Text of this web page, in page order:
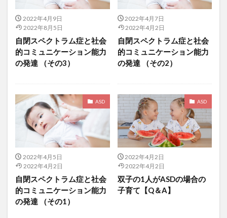
2022年4月9日
2022年8月5日
自閉スペクトラム症と社会
的コミュニケーション能力
の発達 （その3）
2022年4月7日
2022年4月2日
自閉スペクトラム症と社会
的コミュニケーション能力
の発達 （その2）
ASD
2022年4月5日
2022年4月2日
自閉スペクトラム症と社会
的コミュニケーション能力
の発達 （その1）
ASD
2022年4月2日
2022年4月2日
双子の1人がASDの場合の
子育て【Q＆A】